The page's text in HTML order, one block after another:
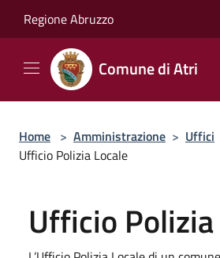
Regione Abruzzo
Comune di Atri
Home > Amministrazione > Uffici
Ufficio Polizia Locale
Ufficio